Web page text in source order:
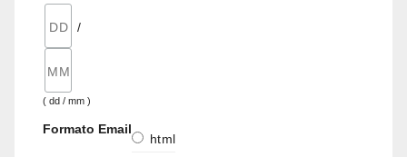
/
( dd / mm )
Formato Email
html